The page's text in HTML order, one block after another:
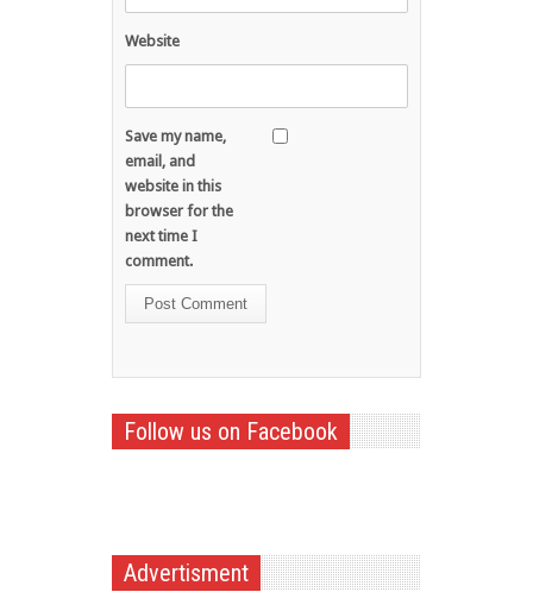
Website
Save my name,
email, and
website in this
browser for the
next time I
comment.
Follow us on Facebook
Advertisment